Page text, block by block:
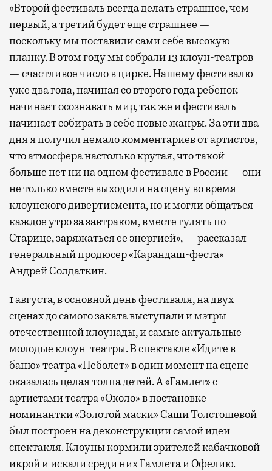
«Второй фестиваль всегда делать страшнее, чем
первый, а третий будет еще страшнее —
поскольку мы поставили сами себе высокую
планку. В этом году мы собрали 13 клоун-театров
— счастливое число в цирке. Нашему фестивалю
уже два года, начиная со второго года ребенок
начинает осознавать мир, так же и фестиваль
начинает собирать в себе новые жанры. За эти два
дня я получил немало комментариев от артистов,
что атмосфера настолько крутая, что такой
больше нет ни на одном фестивале в России — они
не только вместе выходили на сцену во время
клоунского дивертисмента, но и могли общаться
каждое утро за завтраком, вместе гулять по
Старице, заряжаться ее энергией», — рассказал
генеральный продюсер «Карандаш-феста»
Андрей Солдаткин.
1 августа, в основной день фестиваля, на двух
сценах до самого заката выступали и мэтры
отечественной клоунады, и самые актуальные
молодые клоун-театры. В спектакле «Идите в
баню» театра «Неболет» в один момент на сцене
оказалась целая толпа детей. А «Гамлет» с
артистами театра «Около» в постановке
номинантки «Золотой маски» Саши Толстошевой
был построен на деконструкции самой идеи
спектакля. Клоуны кормили зрителей кабачковой
икрой и искали среди них Гамлета и Офелию.